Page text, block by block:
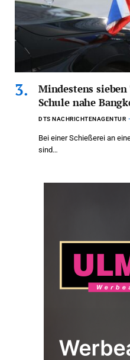
Mindestens
Schule nahe
DTS NACHRICHTENAGENTUR
Bei einer Schießerei an
sind…